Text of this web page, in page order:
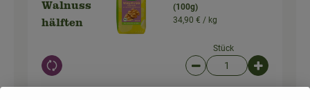
Walnuss
hälften
Auswahl ändern
(100g)
34,90 € / kg
Stück
Artikelanzahl